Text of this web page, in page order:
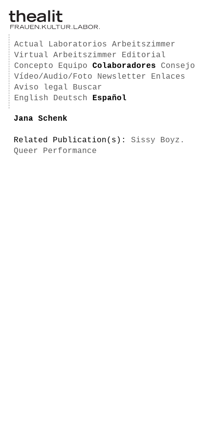
Actual Laboratorios
Arbeitszimmer
Virtual Arbeitszimmer
Editorial
Concepto
Equipo Colaboradores
Consejo
Vídeo/Audio/Foto
Newsletter
Enlaces
Aviso legal
Buscar
English
Deutsch Español
Jana Schenk
Related Publication(s): Sissy Boyz.
Queer Performance